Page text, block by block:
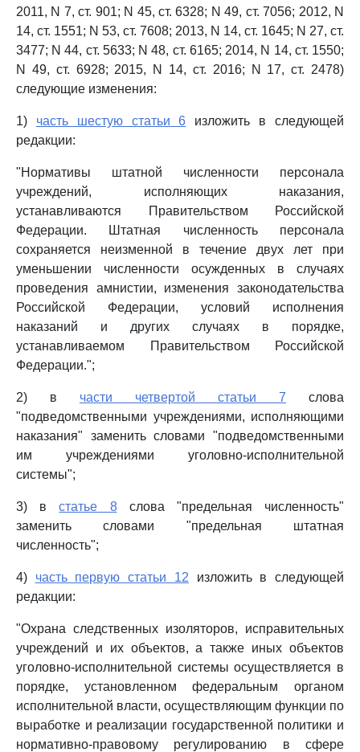
2011, N 7, ст. 901; N 45, ст. 6328; N 49, ст. 7056; 2012, N
14, ст. 1551; N 53, ст. 7608; 2013, N 14, ст. 1645; N 27, ст.
3477; N 44, ст. 5633; N 48, ст. 6165; 2014, N 14, ст. 1550;
N 49, ст. 6928; 2015, N 14, ст. 2016; N 17, ст. 2478)
следующие изменения:
1) часть шестую статьи 6 изложить в следующей
редакции:
"Нормативы штатной численности персонала
учреждений, исполняющих наказания,
устанавливаются Правительством Российской
Федерации. Штатная численность персонала
сохраняется неизменной в течение двух лет при
уменьшении численности осужденных в случаях
проведения амнистии, изменения законодательства
Российской Федерации, условий исполнения
наказаний и других случаях в порядке,
устанавливаемом Правительством Российской
Федерации.";
2) в части четвертой статьи 7 слова
"подведомственными учреждениями, исполняющими
наказания" заменить словами "подведомственными
им учреждениями уголовно-исполнительной
системы";
3) встатье 8слова "предельная численность"
заменить словами "предельная штатная
численность";
4) часть первую статьи 12 изложить в следующей
редакции:
"Охрана следственных изоляторов, исправительных
учреждений и их объектов, а также иных объектов
уголовно-исполнительной системы осуществляется в
порядке, установленном федеральным органом
исполнительной власти, осуществляющим функции по
выработке и реализации государственной политики и
нормативно-правовому регулированию в сфере